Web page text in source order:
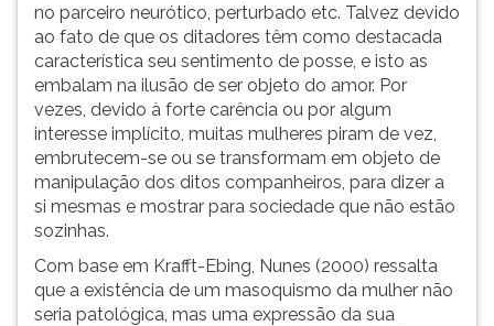
no parceiro neurótico, perturbado etc. Talvez devido
ao fato de que os ditadores têm como destacada
característica seu sentimento de posse, e isto as
embalam na ilusão de ser objeto do amor. Por
vezes, devido à forte carência ou por algum
interesse implícito, muitas mulheres piram de vez,
embrutecem-se ou se transformam em objeto de
manipulação dos ditos companheiros, para dizer a
si mesmas e mostrar para sociedade que não estão
sozinhas.
Com base em Krafft-Ebing, Nunes (2000) ressalta
que a existência de um masoquismo da mulher não
seria patológica, mas uma expressão da sua